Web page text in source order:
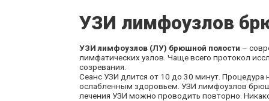
УЗИ лимфоузлов
УЗИ лимфоузлов (ЛУ) брюшной полости –
лимфатических узлов. Чаще всего протокол
созревания.
Сеанс УЗИ длится от 10 до 30 минут.
ослабленным здоровьем. УЗИ лимфоузлов
лечения УЗИ можно проводить повторно.